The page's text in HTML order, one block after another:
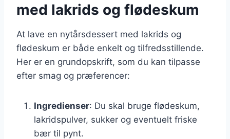
med lakrids og flødeskum
At lave en nytårsdessert med lakrids og
flødeskum er både enkelt og tilfredsstillende.
Her er en grundopskrift, som du kan tilpasse
efter smag og præferencer:
Ingredienser: Du skal bruge flødeskum,
lakridspulver, sukker og eventuelt friske
bær til pynt.